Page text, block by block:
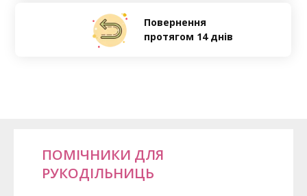
Повернення
протягом 14 днів
ПОМІЧНИКИ ДЛЯ
РУКОДІЛЬНИЦЬ